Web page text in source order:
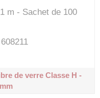
m - Sachet de 100
608211
de verreClasse H -